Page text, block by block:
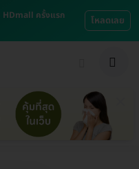
HDmall ครั้งแรก
โหลดเลย